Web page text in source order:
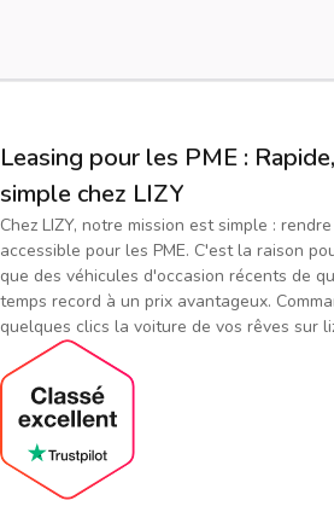
Leasing pour les PME :
simple chez LIZY
Chez LIZY, notre mission est simple :
accessible pour les PME. C'est la raison
que des véhicules d'occasion récents de
temps record à un prix avantageux.
quelques clics la voiture de vos rêves sur